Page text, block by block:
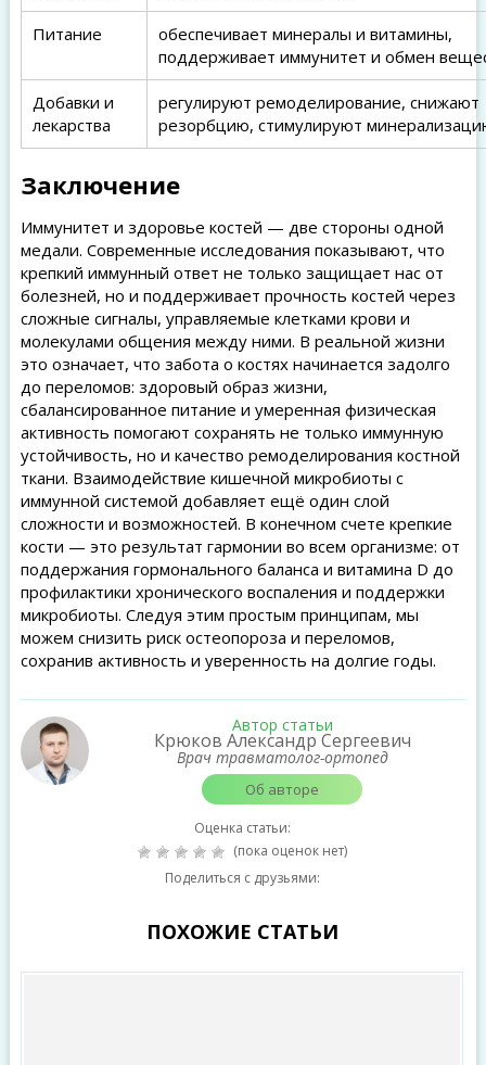
Питание
обеспечивает минералы и витамины,
поддерживает иммунитет и обмен
Добавки и
лекарства
регулируют ремоделирование, снижают
резорбцию, стимулируют
Заключение
Иммунитет и здоровье костей — две стороны одной
медали. Современные исследования показывают, что
крепкий иммунный ответ не только защищает нас от
болезней, но и поддерживает прочность костей через
сложные сигналы, управляемые клетками крови и
молекулами общения между ними. В реальной жизни
это означает, что забота о костях начинается задолго
до переломов: здоровый образ жизни,
сбалансированное питание и умеренная физическая
активность помогают сохранять не только иммунную
устойчивость, но и качество ремоделирования костной
ткани. Взаимодействие кишечной микробиоты с
иммунной системой добавляет ещё один слой
сложности и возможностей. В конечном счете крепкие
кости — это результат гармонии во всем организме: от
поддержания гормонального баланса и витамина D до
профилактики хронического воспаления и поддержки
микробиоты. Следуя этим простым принципам, мы
можем снизить риск остеопороза и переломов,
сохранив активность и уверенность на долгие годы.
Автор статьи
Крюков Александр Сергеевич
Врач травматолог-ортопед
Об авторе
Оценка статьи:
(пока оценок нет)
Поделиться с друзьями:
ПОХОЖИЕ СТАТЬИ